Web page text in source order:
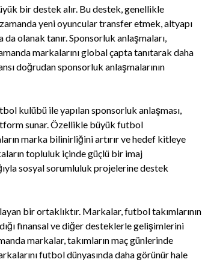
bir destek alır. Bu destek, genellikle
yeni oyuncular transfer etmek, altyapı
olanak tanır. Sponsorluk anlaşmaları,
markalarını global çapta tanıtarak daha
doğrudan sponsorluk anlaşmalarının
kulübü ile yapılan sponsorluk anlaşması,
sunar. Özellikle büyük futbol
marka bilinirliğini artırır ve hedef kitleye
topluluk içinde güçlü bir imaj
sosyal sorumluluk projelerine destek
bir ortaklıktır. Markalar, futbol takımlarının
finansal ve diğer desteklerle gelişimlerini
markalar, takımların maç günlerinde
futbol dünyasında daha görünür hale